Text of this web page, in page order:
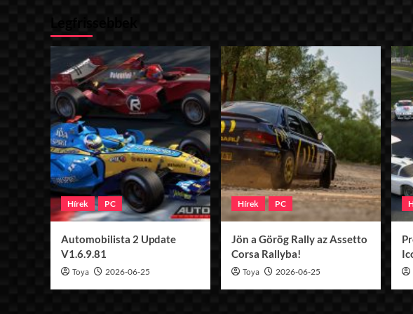
Hírek PC
Automobilista 2 Update
V1.6.9.81
Toya 2026-06-25
Hírek PC
Jön a Görög Rally az Assetto
Corsa Rallyba!
Toya 2026-06-25